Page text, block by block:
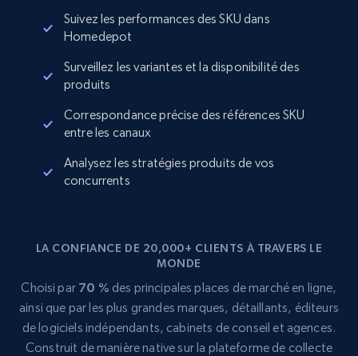
Suivez les performances des SKU dans
Homedepot
Surveillez les variantes et la disponibilité des
produits
Correspondance précise des références SKU
entre les canaux
Analysez les stratégies produits de vos
concurrents
LA CONFIANCE DE 20,000+ CLIENTS À TRAVERS LE
MONDE
Choisi par 70 % des principales places de marché en ligne,
ainsi que par les plus grandes marques, détaillants, éditeurs
de logiciels indépendants, cabinets de conseil et agences.
Construit de manière native sur la plateforme de collecte